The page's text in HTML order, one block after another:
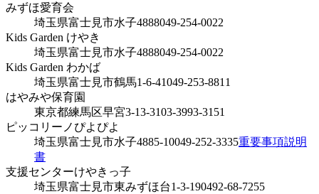
みずほ愛育会
埼玉県富士見市水子4888049-254-0022
Kids Garden けやき
埼玉県富士見市水子4888049-254-0022
Kids Garden わかば
埼玉県富士見市鶴馬1-6-41049-253-8811
はやみや保育園
東京都練馬区早宮3-13-3103-3993-3151
ピッコリーノぴよぴよ
埼玉県富士見市水子4885-10049-252-3335重要事項説明
書
支援センターけやきっ子
埼玉県富士見市東みずほ台1-3-190492-68-7255